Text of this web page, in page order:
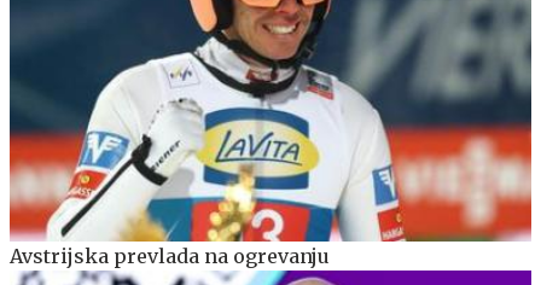
Avstrijska prevlada na ogrevanju